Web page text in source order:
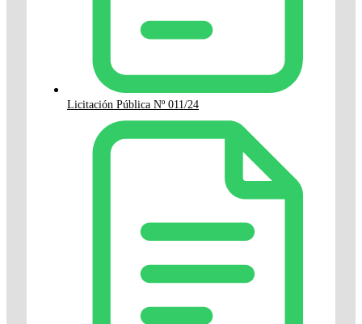
Licitación Pública Nº 011/24